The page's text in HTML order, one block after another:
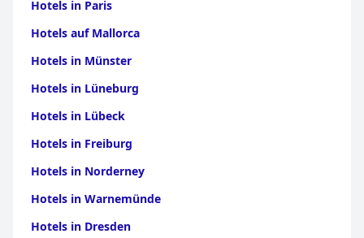
Hotels in Paris
Hotels auf Mallorca
Hotels in Münster
Hotels in Lüneburg
Hotels in Lübeck
Hotels in Freiburg
Hotels in Norderney
Hotels in Warnemünde
Hotels in Dresden